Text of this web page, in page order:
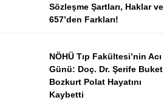
Sözleşme Şartları, Haklar ve
657’den Farkları!
NÖHÜ Tıp Fakültesi’nin Acı
Günü: Doç. Dr. Şerife Buket
Bozkurt Polat Hayatını
Kaybetti